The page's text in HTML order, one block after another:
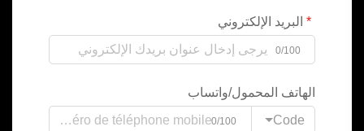
البريد الإلكتروني
0/100
الهاتف المحمول/واتساب
Code
0/100